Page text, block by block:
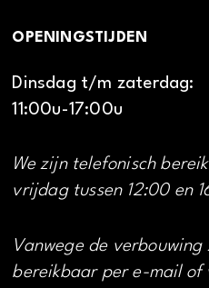
OPENINGSTIJDEN
Dinsdag t/m zaterdag:
11:00u-17:00u
We zijn telefonisch
vrijdag tussen 12:00 en
Vanwege de
bereikbaar per e-mail of